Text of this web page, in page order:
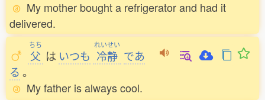
My mother bought a refrigerator and had it
delivered.
ちち
父 は いつも
れいせい
冷静 であ
る 。
My father is always cool.